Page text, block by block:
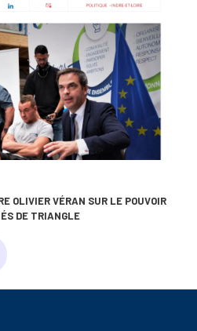
OLIVIER VÉRAN SUR LE POUVOIR
DE TRIANGLE